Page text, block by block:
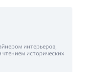
интерьеров,
чтением исторических